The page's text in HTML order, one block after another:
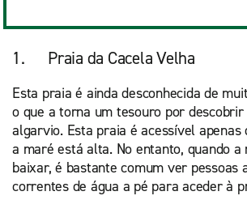
1. Praia da Cacela Velha
Esta praia é ainda desconhecida de
o que a torna um tesouro por
algarvio. Esta praia é acessível apenas
a maré está alta. No entanto, quando a
baixar, é bastante comum ver pessoas
correntes de água a pé para aceder à